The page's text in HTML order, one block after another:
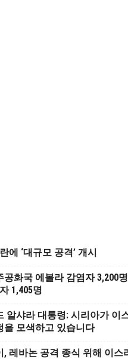
에 ‘대규모 공격’ 개시
공화국 에볼라 감염자 3,200
1,405명
알샤라 대통령: 시리아가 이
을 모색하고 있습니다
, 레바논 공격 종식 위해 이스